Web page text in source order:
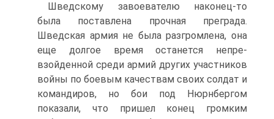
Шведскому завоевателю наконец-то
была постав­лена прочная преграда.
Шведская армия не была разгромлена, она
еще долгое время останется непре­
взойденной среди армий других участников
войны по боевым качествам своих солдат и
командиров, но бои под Нюрнбергом
показали, что пришел конец гром­ким